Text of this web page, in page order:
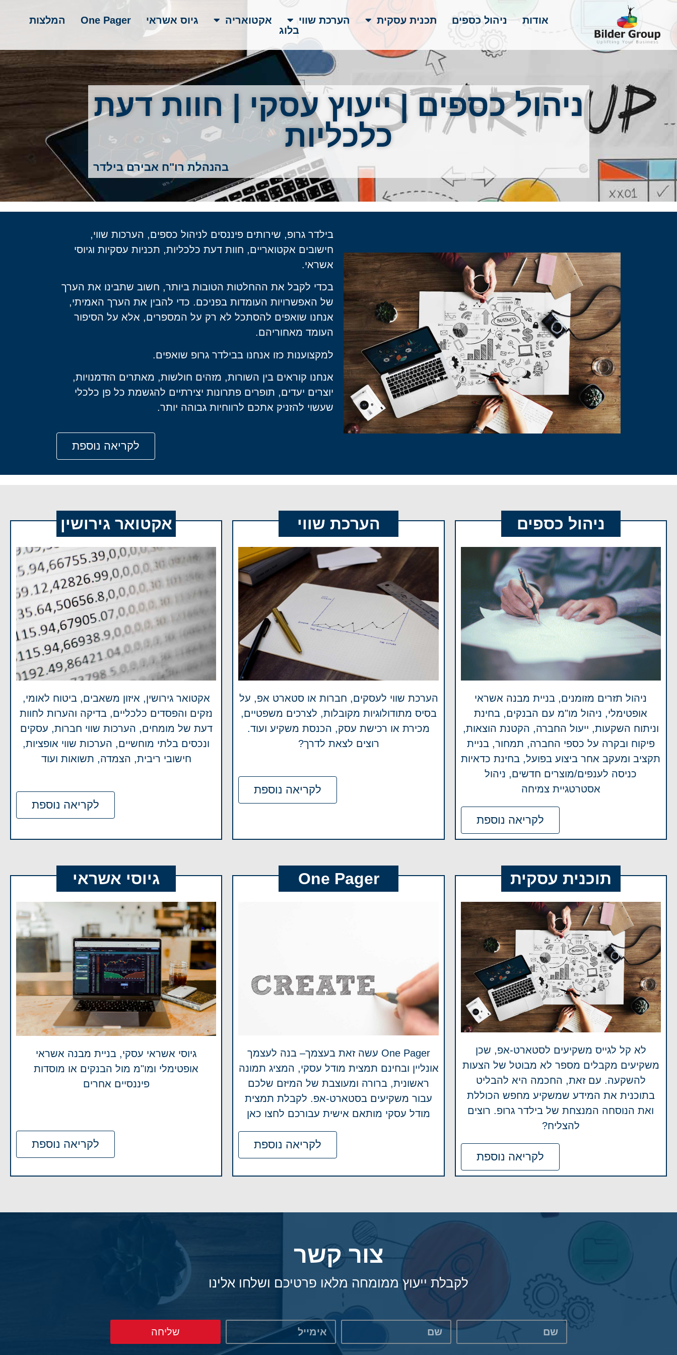
אודות ניהול כספים תכנית עסקית הערכת שווי אקטואריה גיוס אשראי One Pager
המלצות
בלוג
ניהול כספים | ייעוץ עסקי | חוות דעת
כלכליות
בהנהלת רו"ח אבירם בילדר
בילדר גרופ, שירותים פיננסים לניהול כספים, הערכות שווי,
חישובים אקטואריים, חוות דעת כלכליות, תכניות עסקיות וגיוסי
אשראי.
בכדי לקבל את ההחלטות הטובות ביותר, חשוב שתבינו את הערך
של האפשרויות העומדות בפניכם. כדי להבין את הערך האמיתי,
אנחנו שואפים להסתכל לא רק על המספרים, אלא על הסיפור
העומד מאחוריהם.
למקצוענות כזו אנחנו בבילדר גרופ שואפים.
אנחנו קוראים בין השורות, מזהים חולשות, מאתרים הזדמנויות,
יוצרים יעדים, תופרים פתרונות יצירתיים להגשמת כל פן כלכלי
שעשוי להזניק אתכם לרווחיות גבוהה יותר.
לקריאה נוספת
ניהול כספים
ניהול תזרים מזומנים, בניית מבנה אשראי
אופטימלי, ניהול מו"מ עם הבנקים, בחינת
וניתוח השקעות, ייעול החברה, הקטנת הוצאות,
פיקוח ובקרה על כספי החברה, תמחור, בניית
תקציב ומעקב אחר ביצוע בפועל, בחינת כדאיות
כניסה לענפים/מוצרים חדשים, ניהול
אסטרטגיית צמיחה
לקריאה נוספת
הערכת שווי
הערכת שווי לעסקים, חברות או סטארט אפ, על
בסיס מתודולוגיות מקובלות, לצרכים משפטיים,
מכירת או רכישת עסק, הכנסת משקיע ועוד.
רוצים לצאת לדרך?
לקריאה נוספת
אקטואר גירושין
אקטואר גירושין, איזון משאבים, ביטוח לאומי,
נזקים והפסדים כלכליים, בדיקה והערות לחוות
דעת של מומחים, הערכות שווי חברות, עסקים
ונכסים בלתי מוחשיים, הערכות שווי אופציות,
חישובי ריבית, הצמדה, תשואות ועוד
לקריאה נוספת
תוכנית עסקית
לא קל לגייס משקיעים לסטארט-אפ, שכן
משקיעים מקבלים מספר לא מבוטל של הצעות
להשקעה. עם זאת, החכמה היא להבליט
בתוכנית את המידע שמשקיע מחפש הכוללת
ואת הנוסחה המנצחת של בילדר גרופ. רוצים
להצליח?
לקריאה נוספת
One Pager
One Pager עשה זאת בעצמך– בנה לעצמך
אונליין ובחינם תמצית מודל עסקי, המציג תמונה
ראשונית, ברורה ומעוצבת של המיזם שלכם
עבור משקיעים בסטארט-אפ. לקבלת תמצית
מודל עסקי מותאם אישית עבורכם לחצו כאן
לקריאה נוספת
גיוסי אשראי
גיוסי אשראי עסקי, בניית מבנה אשראי
אופטימלי ומו"מ מול הבנקים או מוסדות
פיננסיים אחרים
לקריאה נוספת
צור קשר
לקבלת ייעוץ ממומחה מלאו פרטיכם ושלחו אלינו
שליחה